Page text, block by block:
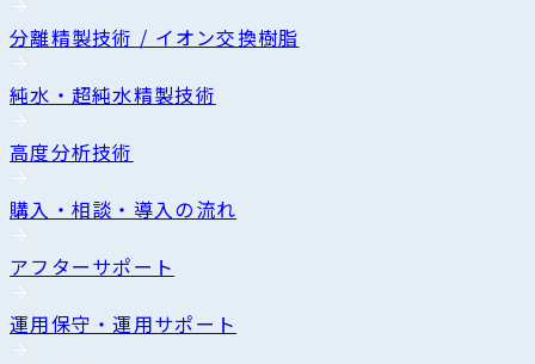
分離精製技術 / イオン交換樹脂
純水・超純水精製技術
高度分析技術
購入・相談・導入の流れ
アフターサポート
運用保守・運用サポート